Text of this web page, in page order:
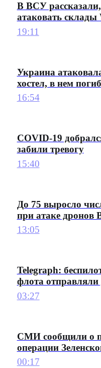
В ВСУ
атаковать склады
19:11
Украина
хостел, в нем
16:54
COVID-19
забили тревогу
15:40
До 75 выросло
при атаке
13:05
Telegraph:
флота
03:27
СМИ сообщили о
операции
00:17